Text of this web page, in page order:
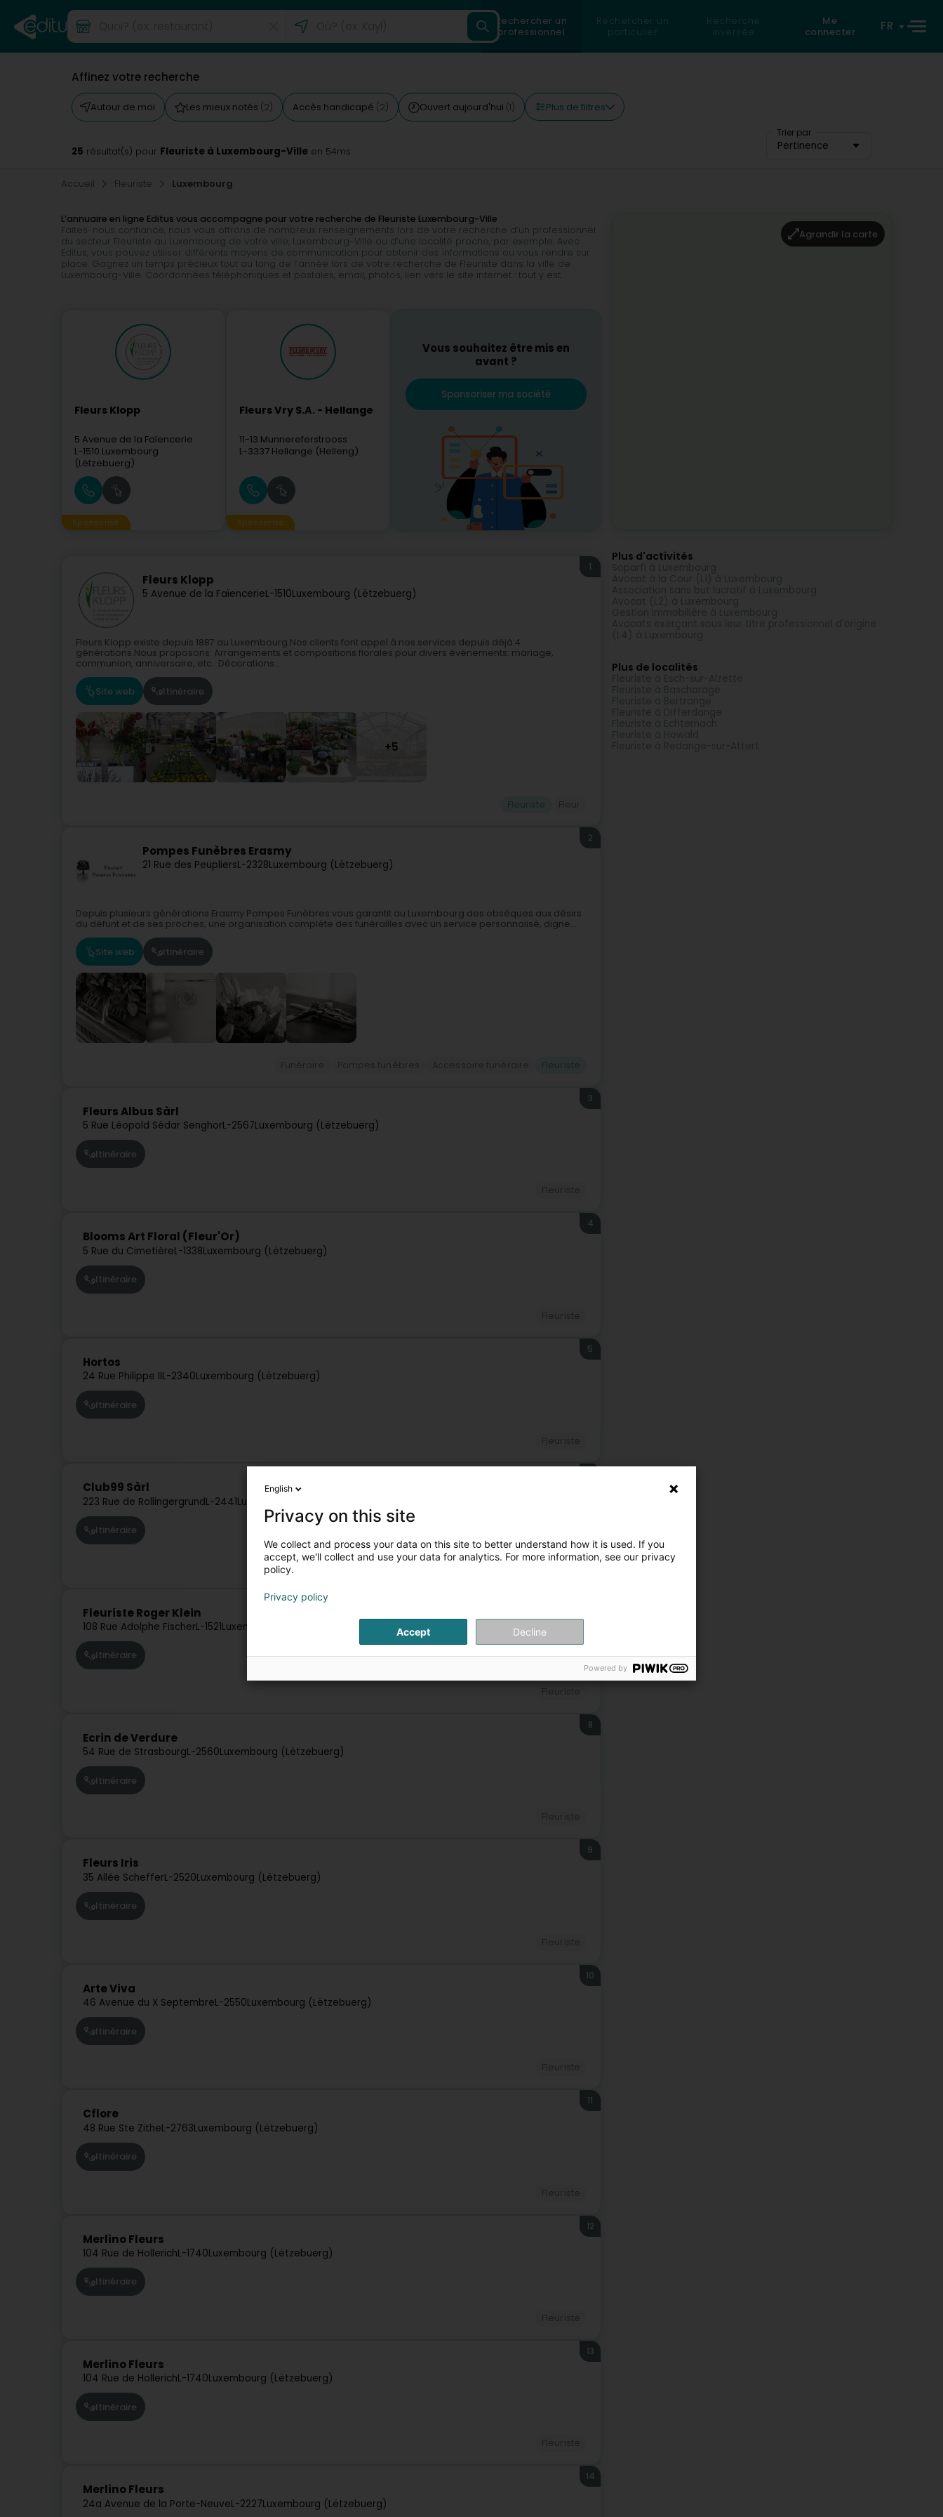
Rechercher un
professionnel
Rechercher un
particulier
Recherche
inversée
Me
connecter
FR
Affinez votre recherche
Autour de moi Les mieux notés (2) Accès handicapé (2) Ouvert aujourd'hui (1) Plus de filtres
Trier par
Pertinence
25 résultat(s) pour Fleuriste à Luxembourg-Ville en 54ms
Accueil Fleuriste Luxembourg
L’annuaire en ligne Editus vous accompagne pour votre recherche de Fleuriste Luxembourg-Ville
Faites-nous confiance, nous vous offrons de nombreux renseignements lors de votre recherche d’un professionnel
du secteur Fleuriste au Luxembourg de votre ville, Luxembourg-Ville ou d’une localité proche, par exemple. Avec
Editus, vous pouvez utiliser différents moyens de communication pour obtenir des informations ou vous rendre sur
place. Gagnez un temps précieux tout au long de l’année lors de votre recherche de Fleuriste dans la ville de
Luxembourg-Ville. Coordonnées téléphoniques et postales, email, photos, lien vers le site internet : tout y est.
Fleurs Klopp
5 Avenue de la Faïencerie
L-1510 Luxembourg
(Lëtzebuerg)
Sponsorisé
Fleurs Vry S.A. - Hellange
11-13 Munnereferstrooss
L-3337 Hellange (Helleng)
Sponsorisé
Vous souhaitez être mis en
avant ?
Sponsoriser ma société
Fleurs Klopp
5 Avenue de la FaïencerieL-1510Luxembourg (Lëtzebuerg)
1
Fleurs Klopp existe depuis 1887 au Luxembourg.Nos clients font appel à nos services depuis déjà 4
générations.Nous proposons: Arrangements et compositions florales pour divers évènements: mariage,
communion, anniversaire, etc...Décorations...
Site web Itinéraire
+5
Pompes Funèbres Erasmy
21 Rue des PeupliersL-2328Luxembourg (Lëtzebuerg)
2
Depuis plusieurs générations Erasmy Pompes Funèbres vous garantit au Luxembourg des obsèques aux désirs
du défunt et de ses proches, une organisation complète des funérailles avec un service personnalisé, digne...
Site web Itinéraire
Fleurs Albus Sàrl
5 Rue Léopold Sédar SenghorL-2567Luxembourg (Lëtzebuerg)
3
Itinéraire
Blooms Art Floral (Fleur'Or)
5 Rue du CimetièreL-1338Luxembourg (Lëtzebuerg)
4
Itinéraire
Hortos
24 Rue Philippe IIL-2340Luxembourg (Lëtzebuerg)
5
Itinéraire
Club99 Sàrl
223 Rue de RollingergrundL-2441Luxembourg (Lëtzebuerg)
Itinéraire
Fleuriste Roger Klein
108 Rue Adolphe FischerL-1521Luxembourg (Lëtzebuerg)
Itinéraire
Fleuriste
Ecrin de Verdure
54 Rue de StrasbourgL-2560Luxembourg (Lëtzebuerg)
8
Itinéraire
Fleurs Iris
35 Allée SchefferL-2520Luxembourg (Lëtzebuerg)
9
Itinéraire
Arte Viva
46 Avenue du X SeptembreL-2550Luxembourg (Lëtzebuerg)
10
Itinéraire
Cflore
48 Rue Ste ZitheL-2763Luxembourg (Lëtzebuerg)
11
Itinéraire
Merlino Fleurs
104 Rue de HollerichL-1740Luxembourg (Lëtzebuerg)
12
Itinéraire
Merlino Fleurs
104 Rue de HollerichL-1740Luxembourg (Lëtzebuerg)
13
Itinéraire
Merlino Fleurs
24a Avenue de la Porte-NeuveL-2227Luxembourg (Lëtzebuerg)
14
Agrandir la carte
Plus d'activités
Plus de localités
English
Privacy on this site
We collect and process your data on this site to better understand how it is used. If you
accept, we'll collect and use your data for analytics. For more information, see our privacy
policy.
Privacy policy
Accept Decline
Powered by